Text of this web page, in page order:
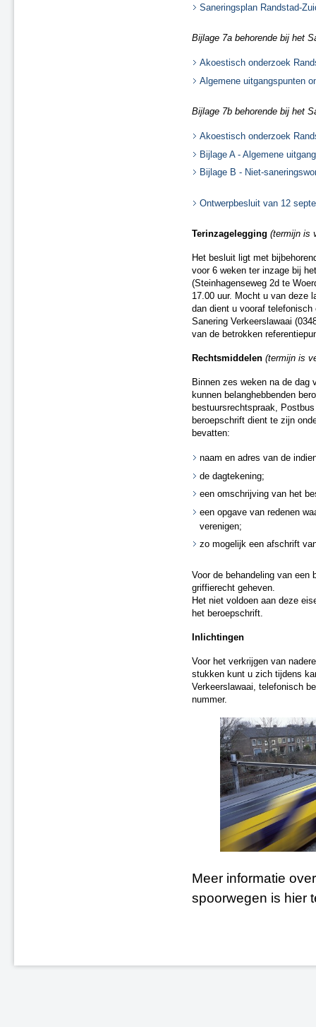
Saneringsplan Randstad-
Bijlage 7a behorende bij het
Akoestisch onderzoek
Algemene uitgangspunten
Bijlage 7b behorende bij het
Akoestisch onderzoek
Bijlage A - Algemene
Bijlage B - Niet-
Ontwerpbesluit van 12
Terinzagelegging (termijn is
Het besluit ligt met
voor 6 weken ter inzage bij
(Steinhagenseweg 2d te
17.00 uur. Mocht u van deze
dan dient u vooraf
Sanering Verkeerslawaai
van de betrokken
Rechtsmiddelen (termijn is
Binnen zes weken na de dag
kunnen belanghebbenden
bestuursrechtspraak,
beroepschrift dient te zijn
bevatten:
naam en adres van de
de dagtekening;
een omschrijving van het
een opgave van redenen
verenigen;
zo mogelijk een afschrift
Voor de behandeling van een
griffierecht geheven.
Het niet voldoen aan deze
het beroepschrift.
Inlichtingen
Voor het verkrijgen van
stukken kunt u zich tijdens
Verkeerslawaai, telefonisch
nummer.
Meer informatie
spoorwegen is hier